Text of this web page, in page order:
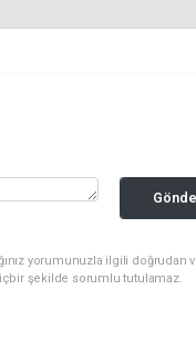
yorumunuzla ilgili doğrudan
şekilde sorumlu tutulamaz.